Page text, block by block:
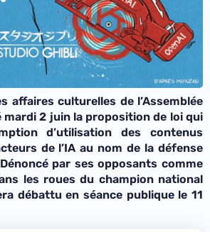
affaires culturelles de l’Assemblée
mardi 2 juin la proposition de loi qui
d’utilisation des contenus
de l’IA au nom de la défense
par ses opposants comme
les roues du champion national
débattu en séance publique le 11